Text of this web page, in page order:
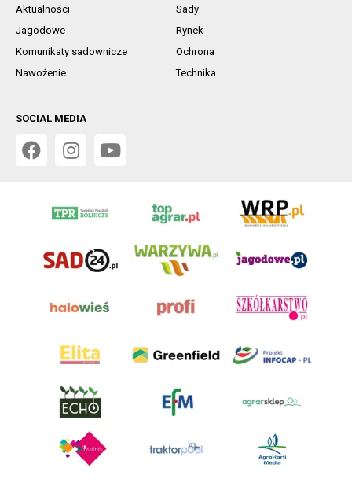
Aktualności
Sady
Jagodowe
Rynek
Komunikaty sadownicze
Ochrona
Nawożenie
Technika
SOCIAL MEDIA